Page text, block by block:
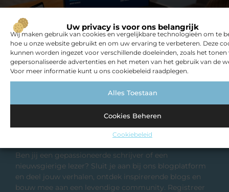
Uw privacy is voor ons belangrijk
Wij maken gebruik van cookies en vergelijkbare technologieën om te
hoe u onze website gebruikt en om uw ervaring te verbeteren. Deze
kunnen worden ingezet voor verschillende doeleinden, zoals het tonen
gepersonaliseerde advertenties en het meten van het gebruik van de
Voor meer informatie kunt u ons cookiebeleid raadplegen.
Alles Toestaan
Cookies Beheren
Cookiebeleid
platform!
Ben jij een gepassioneerde schrijver of een
nieuwsgierige lezer? Sluit je aan bij ons blogplatform
en deel jouw verhalen, ontdek inspirerende blogs en
bouw mee aan een levendige community. Registreer